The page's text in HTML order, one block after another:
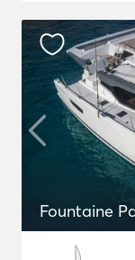
Fountaine